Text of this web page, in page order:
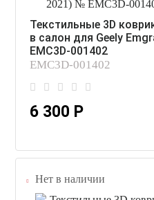
Текстильные 3D
в салон для Geely
EMC3D-001402
EMC3D-001402
6 300 Р
Нет в наличии